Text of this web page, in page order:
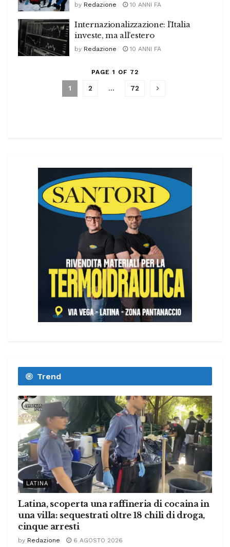
by Redazione 10 ANNI FA
Internazionalizzazione: l’Italia
investe, ma all’estero
by Redazione 10 ANNI FA
PAGE 1 OF 72
1 2 … 72
Trend
LATINA
Latina, scoperta una raffineria di cocaina in
una villa: sequestrati oltre 18 chili di droga,
cinque arresti
by Redazione 6 AGOSTO 2026